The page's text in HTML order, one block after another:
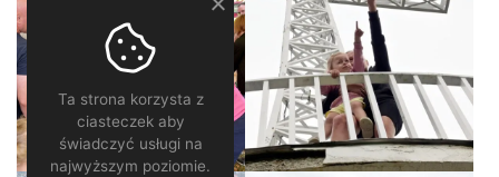
Ta strona korzysta z
ciasteczek aby
świadczyć usługi na
najwyższym poziomie.